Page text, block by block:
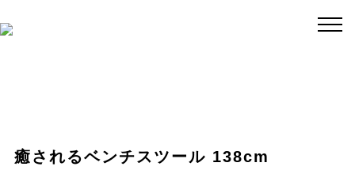
癒されるベンチスツール 138cm